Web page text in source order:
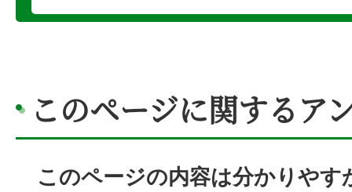
このページに関するア
このページの内容は分かりやす